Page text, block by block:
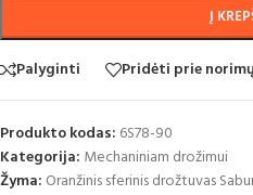
Į
Palyginti Pridėti prie
Produkto kodas: 6S78-90
Kategorija: Mechaniniam drožimui
Žyma: Oranžinis sferinis drožtuvas